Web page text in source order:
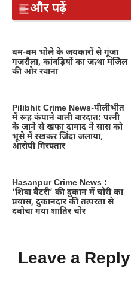
और पढ़ें
बम-बम भोले के जयकारों से गूंजा
गजरौला, कांवड़ियों का जत्था मंजिल
की ओर रवाना
Pilibhit Crime News-पीलीभीत
में रूह कंपाने वाली वारदात: पत्नी
के जाने से खफा दामाद ने सास को
भूसे में रखकर जिंदा जलाया,
आरोपी गिरफ्तार
Hasanpur Crime News :
‘शिवा बैटरी’ की दुकान में चोरी का
प्रयास, दुकानदार की तत्परता से
दबोचा गया शातिर चोर
Leave a Reply